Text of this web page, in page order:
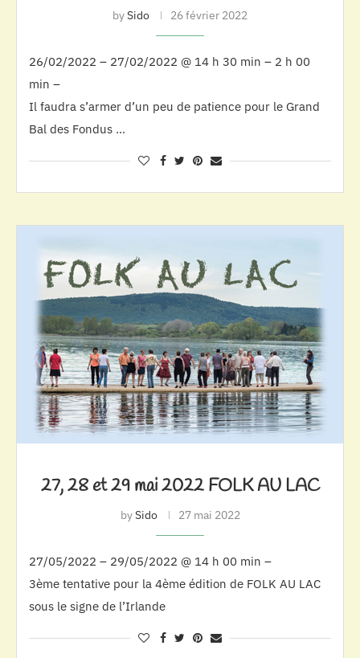
bySido 26 février 2022
26/02/2022 – 27/02/2022 @ 14 h 30 min – 2 h 00
min –
Il faudra s’armer d’un peu de patience pour le Grand
Bal des Fondus …
27, 28 et 29 mai 2022 FOLK AU LAC
bySido 27 mai 2022
27/05/2022 – 29/05/2022 @ 14 h 00 min –
3ème tentative pour la 4ème édition de FOLK AU LAC
sous le signe de l’Irlande